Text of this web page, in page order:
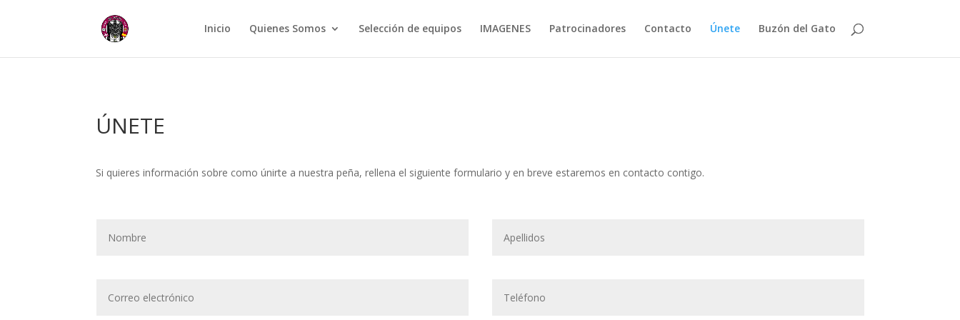
Inicio Quienes Somos Selección de equipos IMAGENES Patrocinadores Contacto Únete Buzón del Gato
ÚNETE
Si quieres información sobre como únirte a nuestra peña, rellena el siguiente formulario y en breve estaremos en contacto contigo.